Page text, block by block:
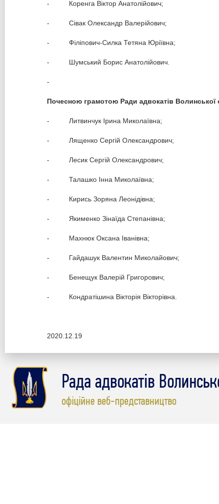
- Коренга Віктор Анатолійович;
- Сівак Олександр Валерійович;
- Філіпович-Силка Тетяна Юріївна;
- Шумський Борис Анатолійович.
-
Почесною грамотою Ради адвокатів Волинської
- Литвинчук Ірина Миколаївна;
- Лященко Сергій Олександрович;
- Лесик Сергій Олександрович;
- Талашко Інна Миколаївна;
- Кирись Зоряна Леонідівна;
- Якименко Зінаїда Степанівна;
- Махнюк Оксана Іванівна;
- Гайдашук Валентин Миколайович;
- Бенещук Валерій Григорович;
- Кондратішина Вікторія Вікторівна.
2020.12.19
Рада адвокатів
офіційне веб-представництво